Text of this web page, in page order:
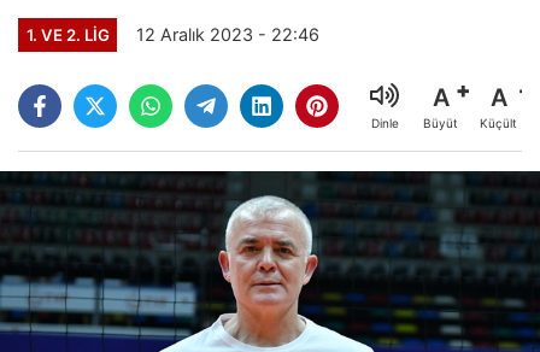
1. VE 2. LIG 12 Aralık 2023 - 22:46
Dinle
A
Büyüt
A
Küçült